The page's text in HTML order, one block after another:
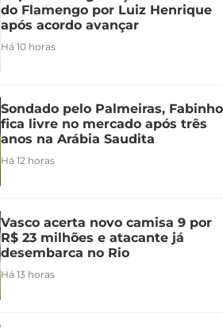
do Flamengo por Luiz Henrique
após acordo avançar
Há 10 horas
Sondado pelo Palmeiras, Fabinho
fica livre no mercado após três
anos na Arábia Saudita
Há 12 horas
Vasco acerta novo camisa 9 por
R$ 23 milhões e atacante já
desembarca no Rio
Há 13 horas